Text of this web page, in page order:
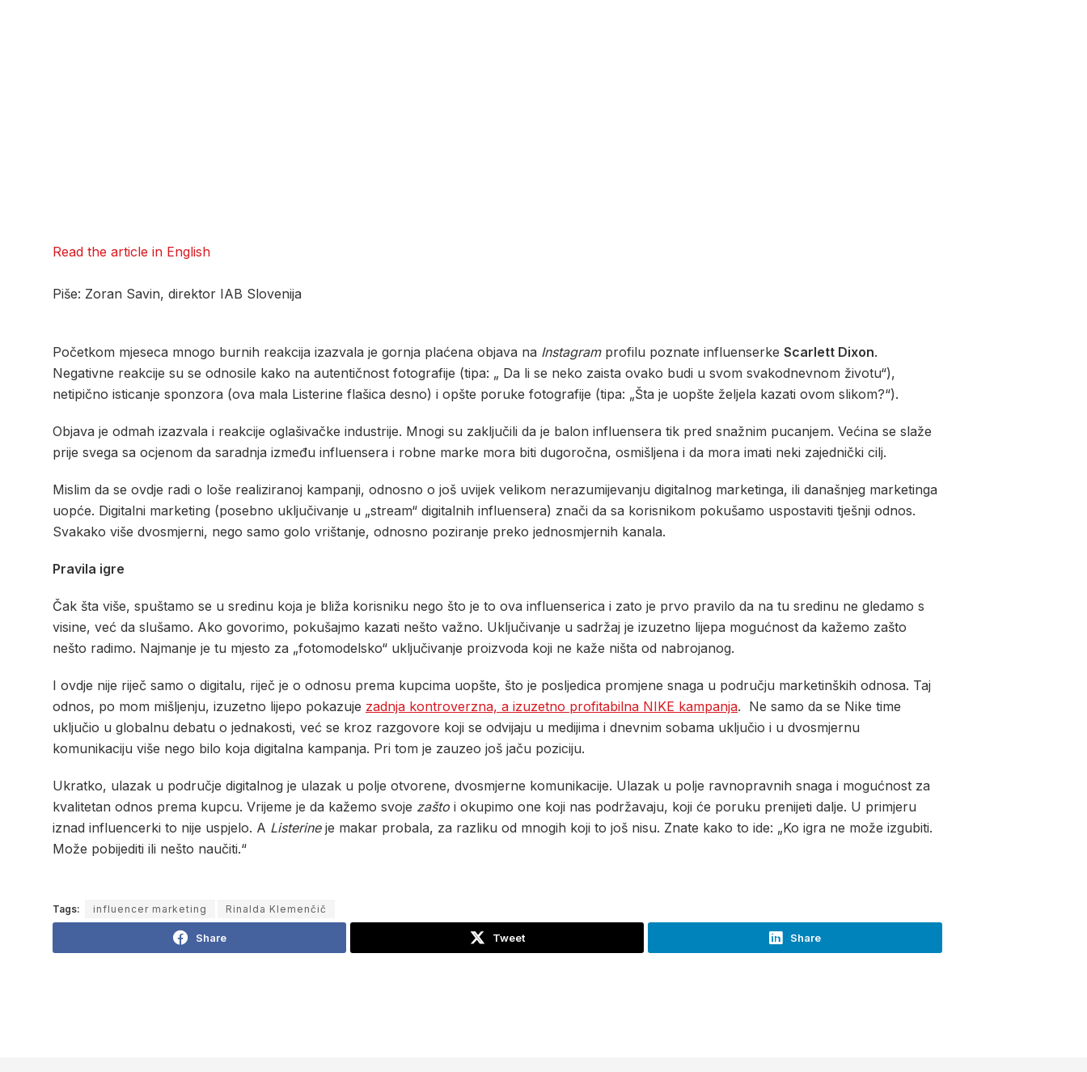
Read the article in English
Piše: Zoran Savin, direktor IAB Slovenija
Početkom mjeseca mnogo burnih reakcija izazvala je gornja plaćena objava na Instagramprofilu poznate influenserke Scarlett Dixon.
Negativne reakcije su se odnosile kako na autentičnost fotografije (tipa: „ Da li se neko zaista ovako budi u svom svakodnevnom životu“),
netipično isticanje sponzora (ova mala Listerine flašica desno) i opšte poruke fotografije (tipa: „Šta je uopšte željela kazati ovom slikom?“).
Objava je odmah izazvala i reakcije oglašivačke industrije. Mnogi su zaključili da je balon influensera tik pred snažnim pucanjem. Većina se slaže
prije svega sa ocjenom da saradnja između influensera i robne marke mora biti dugoročna, osmišljena i da mora imati neki zajednički cilj.
Mislim da se ovdje radi o loše realiziranoj kampanji, odnosno o još uvijek velikom nerazumijevanju digitalnog marketinga, ili današnjeg marketinga
uopće. Digitalni marketing (posebno uključivanje u „stream“ digitalnih influensera) znači da sa korisnikom pokušamo uspostaviti tješnji odnos.
Svakako više dvosmjerni, nego samo golo vrištanje, odnosno poziranje preko jednosmjernih kanala.
Pravila igre
Čak šta više, spuštamo se u sredinu koja je bliža korisniku nego što je to ova influenserica i zato je prvo pravilo da na tu sredinu ne gledamo s
visine, već da slušamo. Ako govorimo, pokušajmo kazati nešto važno. Uključivanje u sadržaj je izuzetno lijepa mogućnost da kažemo zašto
nešto radimo. Najmanje je tu mjesto za „fotomodelsko“ uključivanje proizvoda koji ne kaže ništa od nabrojanog.
I ovdje nije riječ samo o digitalu, riječ je o odnosu prema kupcima uopšte, što je posljedica promjene snaga u području marketinških odnosa. Taj
odnos, po mom mišljenju, izuzetno lijepo pokazuje zadnja kontroverzna, a izuzetno profitabilna NIKE kampanja. Ne samo da se Nike time
uključio u globalnu debatu o jednakosti, već se kroz razgovore koji se odvijaju u medijima i dnevnim sobama uključio i u dvosmjernu
komunikaciju više nego bilo koja digitalna kampanja. Pri tom je zauzeo još jaču poziciju.
Ukratko, ulazak u područje digitalnog je ulazak u polje otvorene, dvosmjerne komunikacije. Ulazak u polje ravnopravnih snaga i mogućnost za
kvalitetan odnos prema kupcu. Vrijeme je da kažemo svoje zašto i okupimo one koji nas podržavaju, koji će poruku prenijeti dalje. U primjeru
iznad influencerki to nije uspjelo. A Listerineje makar probala, za razliku od mnogih koji to još nisu. Znate kako to ide: „Ko igra ne može izgubiti.
Može pobijediti ili nešto naučiti.“
Tags: influencer marketing Rinalda Klemenčič
Share Tweet Share